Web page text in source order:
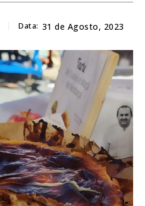
Data: 31 de Agosto, 2023